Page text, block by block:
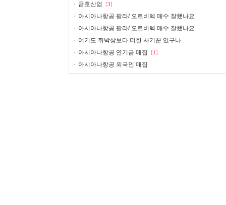
금호산업 [3]
아시아나항공 팔라/ 오르비텍 매수 잘했나요
아시아나항공 팔라/ 오르비텍 매수 잘했나요
여기도 쥐박상보다 더한 사기꾼 있구나...
아시아나항공 연기금 매집
[1]
아시아나항공 외국인 매집